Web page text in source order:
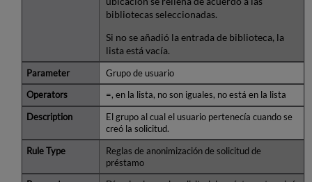
bibliotecas seleccionadas.
Si no se añadió la entrada de biblioteca, la
lista está vacía.
Grupo de usuario
=, en la lista, no son iguales, no está en la lista
El grupo al cual el usuario pertenecía cuando se
creó la solicitud.
Reglas de anonimización de solicitud de
préstamo